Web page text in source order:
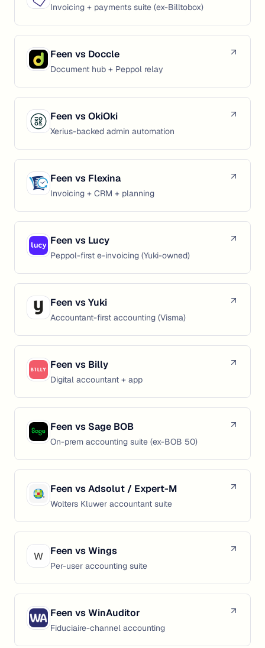
Invoicing + payments suite (ex-Billtobox)
Feen vs Doccle
Document hub + Peppol relay
Feen vsOkiOki
Xerius-backed admin automation
Feen vs Flexina
Invoicing + CRM + planning
Feen vs Lucy
Peppol-first e-invoicing (Yuki-owned)
Feen vsYuki
Accountant-first accounting (Visma)
Feen vs Billy
Digital accountant + app
Feen vs Sage BOB
On-prem accounting suite (ex-BOB 50)
Feen vsAdsolut / Expert-M
Wolters Kluwer accountant suite
Feen vsWings
Per-user accounting suite
Feen vsWinAuditor
Fiduciaire-channel accounting